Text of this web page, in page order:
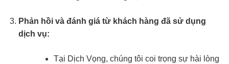
Phản hồi và đánh giá từ khách hàng đã sử dụng
dịch vụ:
Tại Dịch Vọng, chúng tôi coi trọng sự hài lòng